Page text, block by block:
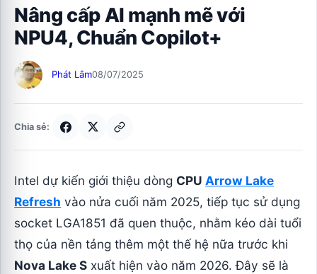
Nâng cấp AI mạnh mẽ với
NPU4, Chuẩn Copilot+
Phát Lâm08/07/2025
Chia sẻ:
Intel dự kiến giới thiệu dòng CPU Arrow Lake
Refresh vào nửa cuối năm 2025, tiếp tục sử dụng
socket LGA1851 đã quen thuộc, nhằm kéo dài tuổi
thọ của nền tảng thêm một thế hệ nữa trước khi
Nova Lake S xuất hiện vào năm 2026. Đây sẽ là